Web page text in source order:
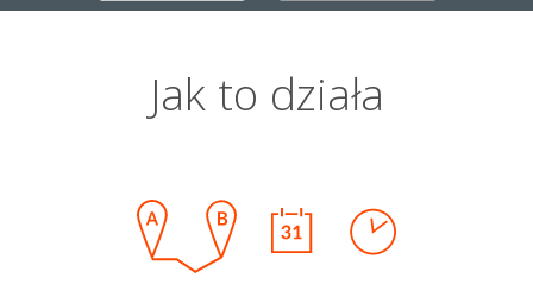
Jak to działa